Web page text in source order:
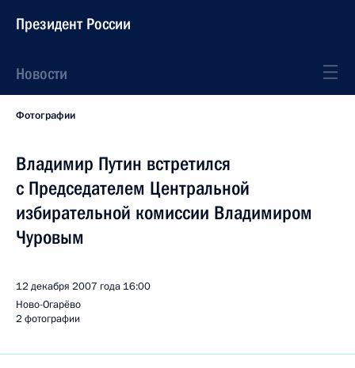
Президент России
Новости
Фотографии
Владимир Путин встретился
с Председателем Центральной
избирательной комиссии Владимиром
Чуровым
12 декабря 2007 года 16:00
Ново-Огарёво
2 фотографии